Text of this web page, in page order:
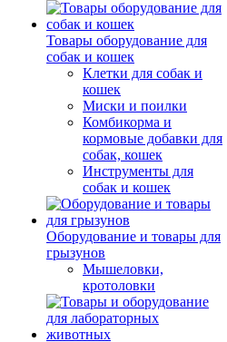
Товары оборудование для
собак и кошек
Клетки для собак и
кошек
Миски и поилки
Комбикорма и
кормовые добавки для
собак, кошек
Инструменты для
собак и кошек
Оборудование и товары для
грызунов
Мышеловки,
кротоловки